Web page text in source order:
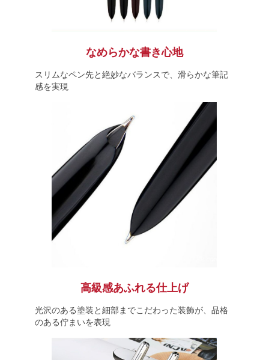
なめらかな書き心地
スリムなペン先と絶妙なバランスで、滑らかな筆記
感を実現
高級感あふれる仕上げ
光沢のある塗装と細部までこだわった装飾が、品格
のある佇まいを表現